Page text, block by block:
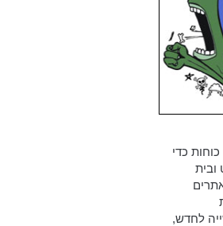
כדי
לחדש,